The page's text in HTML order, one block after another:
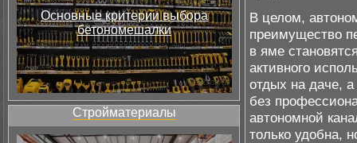
Основные критерии выбора
бетономешалки
Стройматериалы
В целом,
преимущество
в яме
активного
отдых на даче,
без
автономной
только удобна,